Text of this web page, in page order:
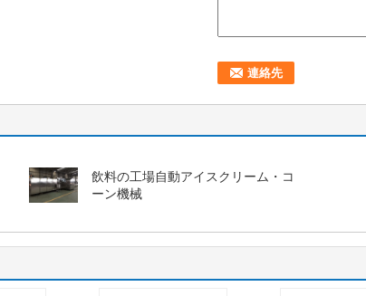
飲料の工場自動アイスクリーム・コ
ーン機械